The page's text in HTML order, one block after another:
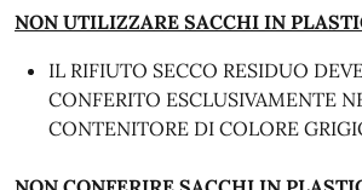
NON UTILIZZARE SACCHI IN
IL RIFIUTO SECCO RESIDUO
CONFERITO ESCLUSIVAMENTE
CONTENITORE DI COLORE